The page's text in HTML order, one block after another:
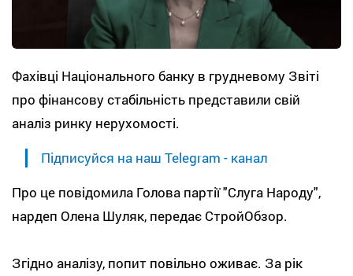
Фахівці Національного банку в грудневому Звіті
про фінансову стабільність представили свій
аналіз ринку нерухомості.
Підписуйся на наш Telegram - канал
Про це повідомила Голова партії "Слуга Народу",
нардеп Олена Шуляк, передає СтройОбзор.
Згідно аналізу, попит повільно оживає. За рік